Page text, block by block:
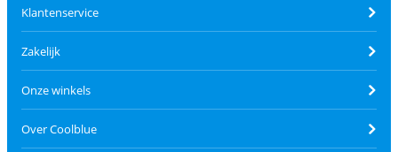
Klantenservice
Zakelijk
Onze winkels
Over Coolblue